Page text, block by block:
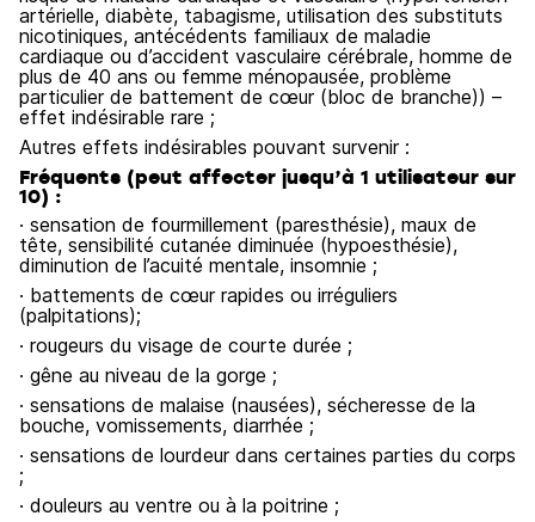
artérielle, diabète, tabagisme, utilisation des substituts
nicotiniques, antécédents familiaux de maladie
cardiaque ou d’accident vasculaire cérébrale, homme de
plus de 40 ans ou femme ménopausée, problème
particulier de battement de cœur (bloc de branche)) –
effet indésirable rare ;
Autres effets indésirables pouvant survenir :
Fréquents (peut affecter jusqu’à 1 utilisateur sur
10) :
· sensation de fourmillement (paresthésie), maux de
tête, sensibilité cutanée diminuée (hypoesthésie),
diminution de l’acuité mentale, insomnie ;
· battements de cœur rapides ou irréguliers
(palpitations);
· rougeurs du visage de courte durée ;
· gêne au niveau de la gorge ;
· sensations de malaise (nausées), sécheresse de la
bouche, vomissements, diarrhée ;
· sensations de lourdeur dans certaines parties du corps
;
· douleurs au ventre ou à la poitrine ;